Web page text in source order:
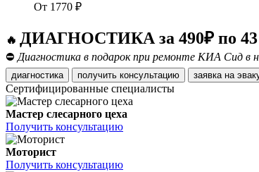
От 1770 ₽
🔥 ДИАГНОСТИКА за 490₽ по 43
⛔ Диагностика в подарок при ремонте КИА Сид в
диагностика получить консультацию заявка
Сертифицированные специалисты
Мастер слесарного цеха
Получить консультацию
Моторист
Получить консультацию